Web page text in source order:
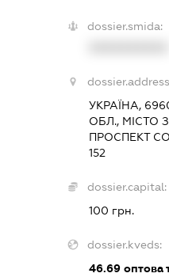
dossier.smida:
УКРАЇНА,
ОБЛ., МІСТО
ПРОСПЕКТ
152
dossier.capital:
100 грн.
dossier.kveds:
46.69 оптова